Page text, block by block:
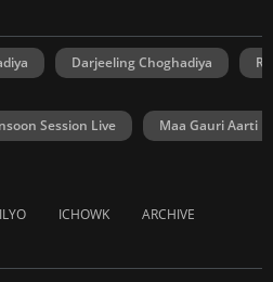
Darjeeling Choghadiya
Session Live Maa Gauri Aarti
ICHOWK ARCHIVE